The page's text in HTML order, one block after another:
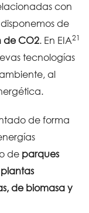
con
de
de CO2. En EIA21
tecnologías
al
de forma
de parques
de biomasa y